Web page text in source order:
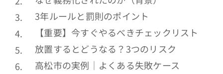
3年ルールと罰則のポイント
【重要】今すぐやるべきチェックリスト
放置するとどうなる？3つのリスク
高松市の実例｜よくある失敗ケース